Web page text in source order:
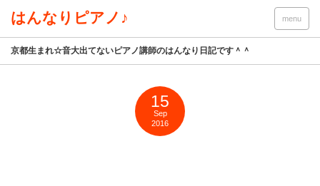
はんなりピアノ♪ menu
京都生まれ☆音大出てないピアノ講師のはんなり日記です＾＾
15
Sep
2016